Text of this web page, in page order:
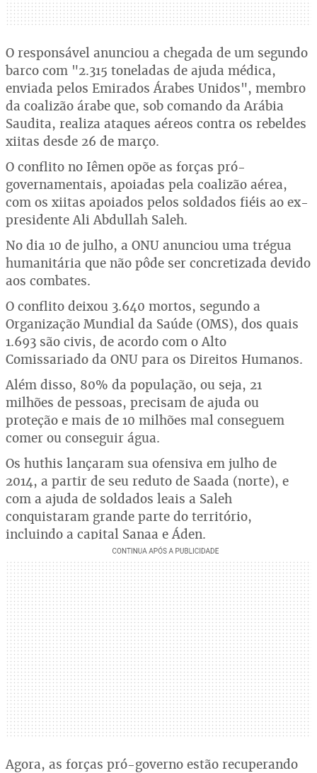
O responsável anunciou a chegada de um segundo
barco com "2.315 toneladas de ajuda médica,
enviada pelos Emirados Árabes Unidos", membro
da coalizão árabe que, sob comando da Arábia
Saudita, realiza ataques aéreos contra os rebeldes
xiitas desde 26 de março.
O conflito no Iêmen opõe as forças pró-
governamentais, apoiadas pela coalizão aérea,
com os xiitas apoiados pelos soldados fiéis ao ex-
presidente Ali Abdullah Saleh.
No dia 10 de julho, a ONU anunciou uma trégua
humanitária que não pôde ser concretizada devido
aos combates.
O conflito deixou 3.640 mortos, segundo a
Organização Mundial da Saúde (OMS), dos quais
1.693 são civis, de acordo com o Alto
Comissariado da ONU para os Direitos Humanos.
Além disso, 80% da população, ou seja, 21
milhões de pessoas, precisam de ajuda ou
proteção e mais de 10 milhões mal conseguem
comer ou conseguir água.
Os huthis lançaram sua ofensiva em julho de
2014, a partir de seu reduto de Saada (norte), e
com a ajuda de soldados leais a Saleh
conquistaram grande parte do território,
incluindo a capital Sanaa e Áden.
Agora, as forças pró-governo estão recuperando